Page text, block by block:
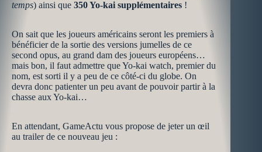
temps) ainsi que 350 Yo-kai supplémentaires !
On sait que les joueurs américains seront les premiers à
bénéficier de la sortie des versions jumelles de ce
second opus, au grand dam des joueurs européens…
mais bon, il faut admettre que Yo-kai watch, premier du
nom, est sorti il y a peu de ce côté-ci du globe. On
devra donc patienter un peu avant de pouvoir partir à la
chasse aux Yo-kai…
En attendant, GameActu vous propose de jeter un œil
au trailer de ce nouveau jeu :